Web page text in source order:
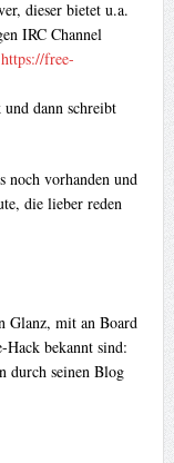
dieser bietet u.a.
IRC Channel
https://free-
dann schreibt
noch vorhanden und
die lieber reden
Glanz, mit an Board
bekannt sind:
durch seinen Blog